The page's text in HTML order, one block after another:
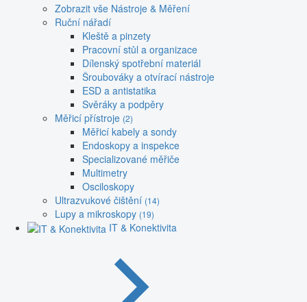
Zobrazit vše Nástroje & Měření
Ruční nářadí
Kleště a pinzety
Pracovní stůl a organizace
Dílenský spotřební materiál
Šroubováky a otvírací nástroje
ESD a antistatika
Svěráky a podpěry
Měřicí přístroje (2)
Měřicí kabely a sondy
Endoskopy a inspekce
Specializované měřiče
Multimetry
Osciloskopy
Ultrazvukové čištění (14)
Lupy a mikroskopy (19)
IT & Konektivita